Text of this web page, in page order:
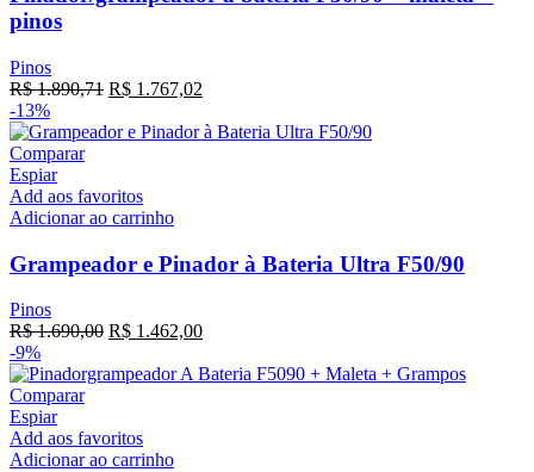
pinos
Pinos
R$1.890,71 R$ 1.767,02
-13%
Comparar
Espiar
Add aos favoritos
Adicionar ao carrinho
Grampeador e Pinador à Bateria Ultra F50/90
Pinos
R$1.690,00 R$ 1.462,00
-9%
Comparar
Espiar
Add aos favoritos
Adicionar ao carrinho